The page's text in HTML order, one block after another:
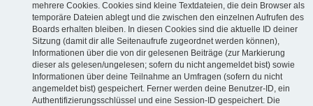
mehrere Cookies. Cookies sind kleine Textdateien, die dein Browser als
temporäre Dateien ablegt und die zwischen den einzelnen Aufrufen des
Boards erhalten bleiben. In diesen Cookies sind die aktuelle ID deiner
Sitzung (damit dir alle Seitenaufrufe zugeordnet werden können),
Informationen über die von dir gelesenen Beiträge (zur Markierung
dieser als gelesen/ungelesen; sofern du nicht angemeldet bist) sowie
Informationen über deine Teilnahme an Umfragen (sofern du nicht
angemeldet bist) gespeichert. Ferner werden deine Benutzer-ID, ein
Authentifizierungsschlüssel und eine Session-ID gespeichert. Die